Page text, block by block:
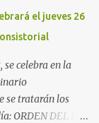
de un resfriado.
el Hospital
Su hija, que
situación
de enfermos y
además de
el jueves 26
se celebra en la
se tratarán los
ORDEN DEL DÍA